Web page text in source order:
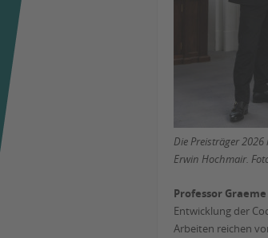
Die Preisträger
Erwin Hochmair.
Professor
Entwicklung der
Arbeiten reichen